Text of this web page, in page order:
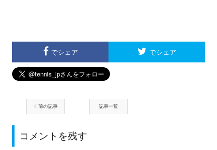
でシェア でシェア
前の記事 記事一覧
コメントを残す